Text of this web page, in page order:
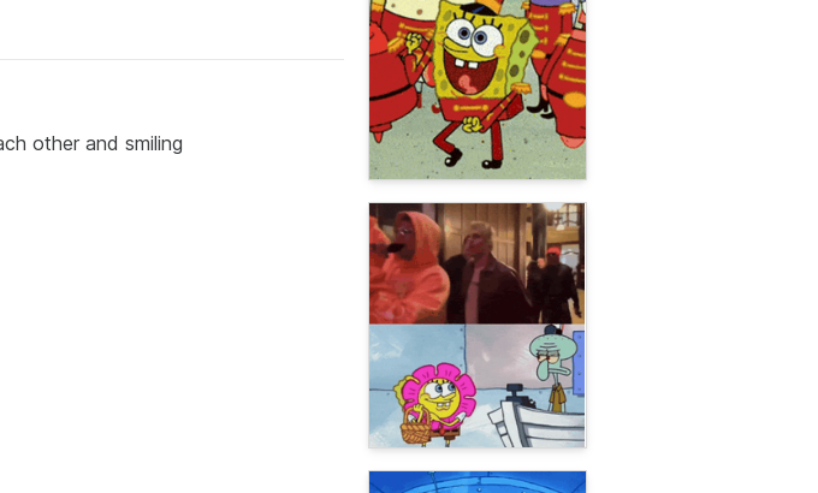
other and smiling